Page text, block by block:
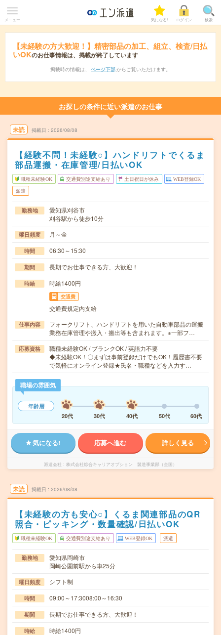
メニュー 気になる! ログイン 検索
【未経験の方大歓迎！】精密部品の加工、組立、検査/日払
いOKのお仕事情報は、掲載が終了しています
掲載時の情報は、 ページ下部 からご覧いただけます。
お探しの条件に近い派遣のお仕事
未読 掲載日 2026/08/08
【経験不問！未経験○】ハンドリフトでくるま
部品運搬・在庫管理/日払いOK
職種未経験OK 交通費別途支給あり 土日祝日が休み WEB登録OK
派遣
勤務地
愛知県刈谷市
刈谷駅から徒歩10分
曜日頻度 月～金
時間 06:30～15:30
期間 長期でお仕事できる方、大歓迎！
時給 時給1400円
交通費
交通費規定内支給
仕事内容
フォークリフト、ハンドリフトを用いた自動車部品の運搬
業務在庫管理や搬入・搬出等も含まれます。※一部フ…
応募資格
職種未経験OK / ブランクOK / 英語力不要
◆未経験OK！〇まずは事前登録だけでもOK！履歴書不要
で気軽にオンライン登録★氏名・職種などを入力す…
職場の雰囲気
年齢層
20代
30代 40代 50代 60代
気になる! 応募へ進む 詳しく見る
派遣会社 株式会社綜合キャリアオプション 製造事業部（全国）
未読 掲載日 2026/08/08
【未経験の方も安心○】くるま関連部品のQR
照合・ピッキング・数量確認/日払いOK
職種未経験OK 交通費別途支給あり WEB登録OK 派遣
勤務地
愛知県岡崎市
岡崎公園前駅から車25分
曜日頻度 シフト制
時間 09:00～17:3008:00～16:30
期間 長期でお仕事できる方、大歓迎！
時給 時給1400円